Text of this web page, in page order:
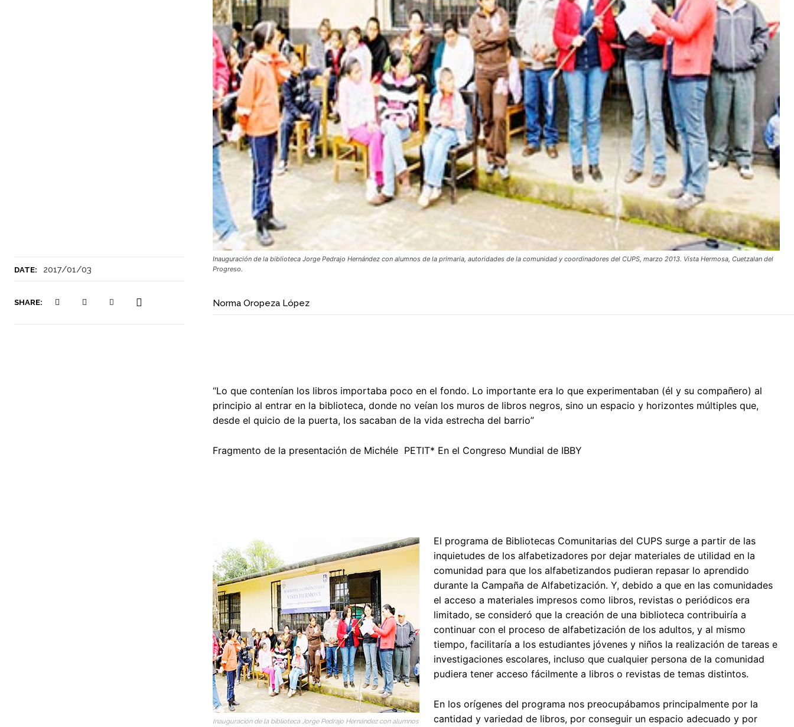
DATE: 2017/01/03
SHARE:
Inauguración de la biblioteca Jorge Pedrajo Hernández con alumnos de la primaria, autoridades de la comunidad y coordinadores del CUPS, marzo 2013. Vista Hermosa, Cuetzalan del
Progreso.
Norma Oropeza López
“Lo que contenían los libros importaba poco en el fondo. Lo importante era lo que experimentaban (él y su compañero) al
principio al entrar en la biblioteca, donde no veían los muros de libros negros, sino un espacio y horizontes múltiples que,
desde el quicio de la puerta, los sacaban de la vida estrecha del barrio”
Fragmento de la presentación de Michéle PETIT* En el Congreso Mundial de IBBY
Inauguración de la biblioteca Jorge Pedrajo Hernández con alumnos
El programa de Bibliotecas Comunitarias del CUPS surge a partir de las
inquietudes de los alfabetizadores por dejar materiales de utilidad en la
comunidad para que los alfabetizandos pudieran repasar lo aprendido
durante la Campaña de Alfabetización. Y, debido a que en las comunidades
el acceso a materiales impresos como libros, revistas o periódicos era
limitado, se consideró que la creación de una biblioteca contribuiría a
continuar con el proceso de alfabetización de los adultos, y al mismo
tiempo, facilitaría a los estudiantes jóvenes y niños la realización de tareas e
investigaciones escolares, incluso que cualquier persona de la comunidad
pudiera tener acceso fácilmente a libros o revistas de temas distintos.
En los orígenes del programa nos preocupábamos principalmente por la
cantidad y variedad de libros, por conseguir un espacio adecuado y por